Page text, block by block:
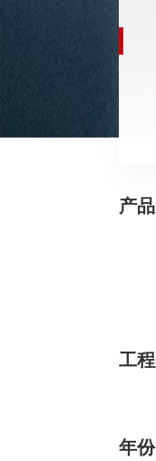
产
工
年份